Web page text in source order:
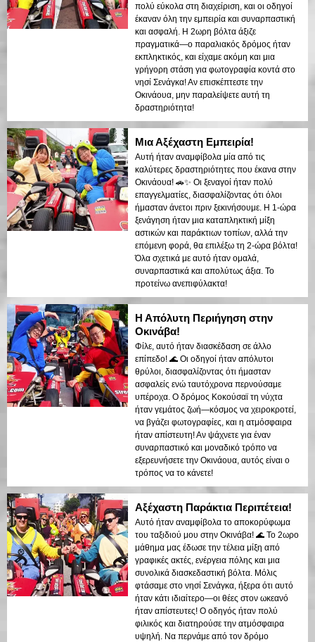
πολύ εύκολα στη διαχείριση, και οι οδηγοί
έκαναν όλη την εμπειρία και συναρπαστική
και ασφαλή. Η 2ωρη βόλτα άξιζε
πραγματικά—ο παραλιακός δρόμος ήταν
εκπληκτικός, και είχαμε ακόμη και μια
γρήγορη στάση για φωτογραφία κοντά στο
νησί Σενάγκα! Αν επισκέπτεστε την
Οκινάουα, μην παραλείψετε αυτή τη
δραστηριότητα!
Μια Αξέχαστη Εμπειρία!
Αυτή ήταν αναμφίβολα μία από τις
καλύτερες δραστηριότητες που έκανα στην
Οκινάουα! 🚗✨ Οι ξεναγοί ήταν πολύ
επαγγελματίες, διασφαλίζοντας ότι όλοι
ήμασταν άνετοι πριν ξεκινήσουμε. Η 1-ώρα
ξενάγηση ήταν μια καταπληκτική μίξη
αστικών και παράκτιων τοπίων, αλλά την
επόμενη φορά, θα επιλέξω τη 2-ώρα βόλτα!
Όλα σχετικά με αυτό ήταν ομαλά,
συναρπαστικά και απολύτως άξια. Το
προτείνω ανεπιφύλακτα!
Η Απόλυτη Περιήγηση στην
Οκινάβα!
Φίλε, αυτό ήταν διασκέδαση σε άλλο
επίπεδο! 🌊 Οι οδηγοί ήταν απόλυτοι
θρύλοι, διασφαλίζοντας ότι ήμασταν
ασφαλείς ενώ ταυτόχρονα περνούσαμε
υπέροχα. Ο δρόμος Κοκούσαϊ τη νύχτα
ήταν γεμάτος ζωή—κόσμος να χειροκροτεί,
να βγάζει φωτογραφίες, και η ατμόσφαιρα
ήταν απίστευτη! Αν ψάχνετε για έναν
συναρπαστικό και μοναδικό τρόπο να
εξερευνήσετε την Οκινάουα, αυτός είναι ο
τρόπος να το κάνετε!
Αξέχαστη Παράκτια Περιπέτεια!
Αυτό ήταν αναμφίβολα το αποκορύφωμα
του ταξιδιού μου στην Οκινάβα! 🌊 Το 2ωρο
μάθημα μας έδωσε την τέλεια μίξη από
γραφικές ακτές, ενέργεια πόλης και μια
συνολικά διασκεδαστική βόλτα. Μόλις
φτάσαμε στο νησί Σενάγκα, ήξερα ότι αυτό
ήταν κάτι ιδιαίτερο—οι θέες στον ωκεανό
ήταν απίστευτες! Ο οδηγός ήταν πολύ
φιλικός και διατηρούσε την ατμόσφαιρα
υψηλή. Να περνάμε από τον δρόμο